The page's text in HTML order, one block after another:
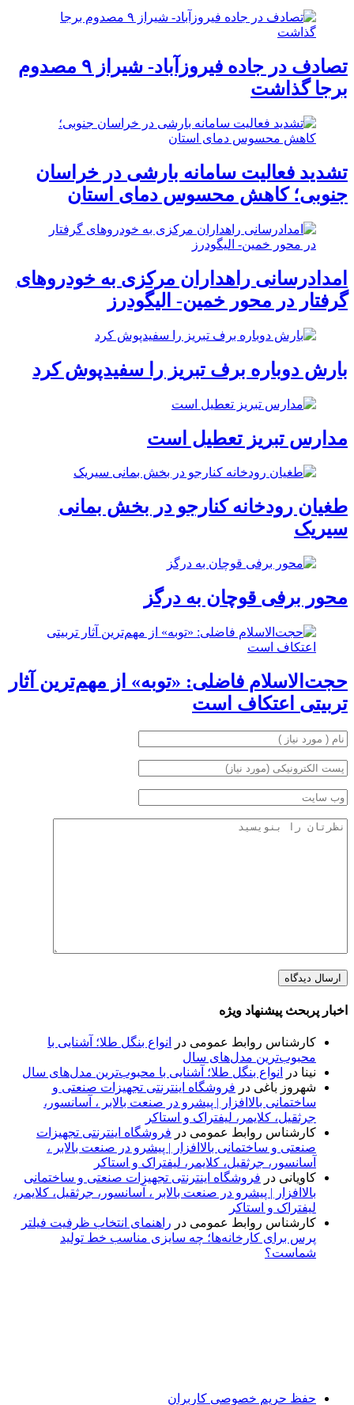
تصادف در جاده فیروزآباد- شیراز ۹ مصدوم
برجا گذاشت
تشدید فعالیت سامانه بارشی در خراسان
جنوبی؛ کاهش محسوس دمای استان
امدادرسانی راهداران مرکزی به خودروهای
گرفتار در محور خمین- الیگودرز
بارش دوباره برف تبریز را سفیدپوش کرد
مدارس تبریز تعطیل است
طغیان رودخانه کنارجو در بخش بمانی
سیریک
محور برفی قوچان به درگز
حجت‌الاسلام فاضلی: «توبه» از مهم‌ترین آثار
تربیتی اعتکاف است
اخبار پربحث پیشنهاد ویژه
کارشناس روابط عمومی در
انواع بنگل طلا؛ آشنایی با
محبوب‌ترین مدل‌های سال
نینا در
انواع بنگل طلا؛ آشنایی با محبوب‌ترین مدل‌های سال
شهروز باغی در فروشگاه اینترنتی تجهیزات صنعتی و
ساختمانی بالاافزار | پیشرو در صنعت بالابر ، آسانسور،
جرثقیل، کلایمر، لیفتراک و استاکر
کارشناس روابط عمومی در فروشگاه اینترنتی تجهیزات
صنعتی و ساختمانی بالاافزار | پیشرو در صنعت بالابر ،
آسانسور، جرثقیل، کلایمر، لیفتراک و استاکر
کاویانی در فروشگاه اینترنتی تجهیزات صنعتی و ساختمانی
بالاافزار | پیشرو در صنعت بالابر ، آسانسور، جرثقیل، کلایمر،
لیفتراک و استاکر
کارشناس روابط عمومی در راهنمای انتخاب ظرفیت فیلتر
پرس برای کارخانه‌ها؛ چه سایزی مناسب خط تولید
شماست؟
حفظ حریم خصوصی کاربران